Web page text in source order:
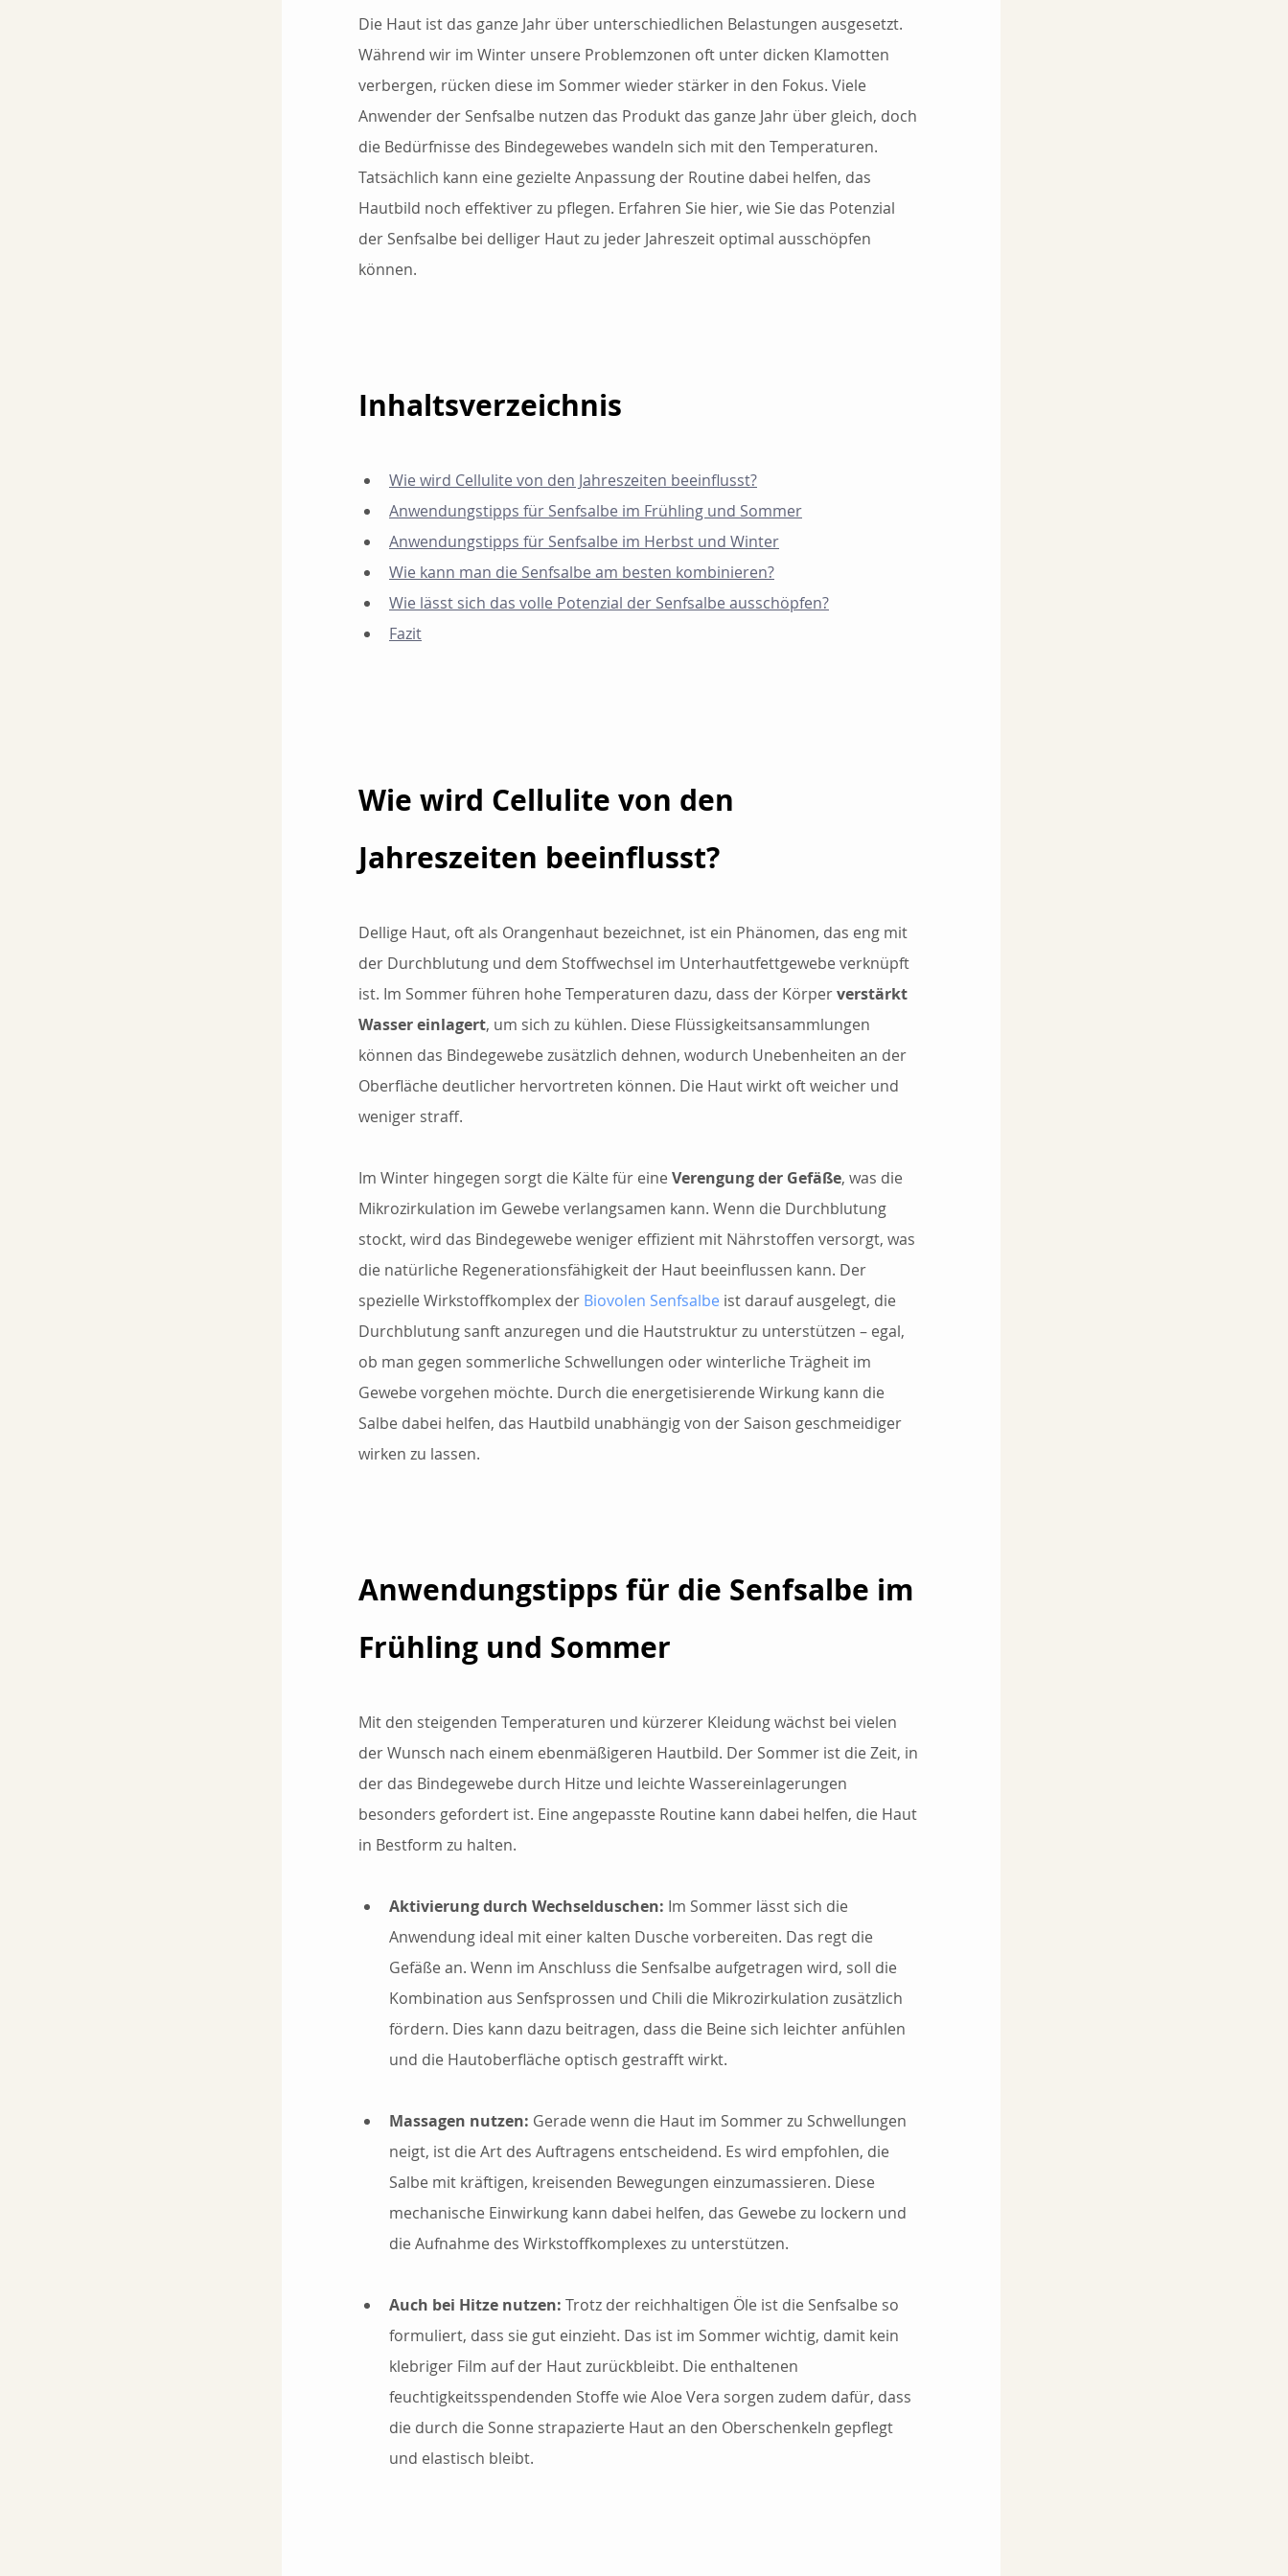
Die Haut ist das ganze Jahr über unterschiedlichen Belastungen ausgesetzt.
Während wir im Winter unsere Problemzonen oft unter dicken Klamotten
verbergen, rücken diese im Sommer wieder stärker in den Fokus. Viele
Anwender der Senfsalbe nutzen das Produkt das ganze Jahr über gleich, doch
die Bedürfnisse des Bindegewebes wandeln sich mit den Temperaturen.
Tatsächlich kann eine gezielte Anpassung der Routine dabei helfen, das
Hautbild noch effektiver zu pflegen. Erfahren Sie hier, wie Sie das Potenzial
der Senfsalbe bei delliger Haut zu jeder Jahreszeit optimal ausschöpfen
können.
Inhaltsverzeichnis
Wie wird Cellulite von den Jahreszeiten beeinflusst?
Anwendungstipps für Senfsalbe im Frühling und Sommer
Anwendungstipps für Senfsalbe im Herbst und Winter
Wie kann man die Senfsalbe am besten kombinieren?
Wie lässt sich das volle Potenzial der Senfsalbe ausschöpfen?
Fazit
Wie wird Cellulite von den
Jahreszeiten beeinflusst?
Dellige Haut, oft als Orangenhaut bezeichnet, ist ein Phänomen, das eng mit
der Durchblutung und dem Stoffwechsel im Unterhautfettgewebe verknüpft
ist. Im Sommer führen hohe Temperaturen dazu, dass der Körper verstärkt
Wasser einlagert, um sich zu kühlen. Diese Flüssigkeitsansammlungen
können das Bindegewebe zusätzlich dehnen, wodurch Unebenheiten an der
Oberfläche deutlicher hervortreten können. Die Haut wirkt oft weicher und
weniger straff.
Im Winter hingegen sorgt die Kälte für eine Verengung der Gefäße, was die
Mikrozirkulation im Gewebe verlangsamen kann. Wenn die Durchblutung
stockt, wird das Bindegewebe weniger effizient mit Nährstoffen versorgt, was
die natürliche Regenerationsfähigkeit der Haut beeinflussen kann. Der
spezielle Wirkstoffkomplex der Biovolen Senfsalbe ist darauf ausgelegt, die
Durchblutung sanft anzuregen und die Hautstruktur zu unterstützen – egal,
ob man gegen sommerliche Schwellungen oder winterliche Trägheit im
Gewebe vorgehen möchte. Durch die energetisierende Wirkung kann die
Salbe dabei helfen, das Hautbild unabhängig von der Saison geschmeidiger
wirken zu lassen.
Anwendungstipps für die Senfsalbe im
Frühling und Sommer
Mit den steigenden Temperaturen und kürzerer Kleidung wächst bei vielen
der Wunsch nach einem ebenmäßigeren Hautbild. Der Sommer ist die Zeit, in
der das Bindegewebe durch Hitze und leichte Wassereinlagerungen
besonders gefordert ist. Eine angepasste Routine kann dabei helfen, die Haut
in Bestform zu halten.
Aktivierung durch Wechselduschen: Im Sommer lässt sich die
Anwendung ideal mit einer kalten Dusche vorbereiten. Das regt die
Gefäße an. Wenn im Anschluss die Senfsalbe aufgetragen wird, soll die
Kombination aus Senfsprossen und Chili die Mikrozirkulation zusätzlich
fördern. Dies kann dazu beitragen, dass die Beine sich leichter anfühlen
und die Hautoberfläche optisch gestrafft wirkt.
Massagen nutzen: Gerade wenn die Haut im Sommer zu Schwellungen
neigt, ist die Art des Auftragens entscheidend. Es wird empfohlen, die
Salbe mit kräftigen, kreisenden Bewegungen einzumassieren. Diese
mechanische Einwirkung kann dabei helfen, das Gewebe zu lockern und
die Aufnahme des Wirkstoffkomplexes zu unterstützen.
Auch bei Hitze nutzen: Trotz der reichhaltigen Öle ist die Senfsalbe so
formuliert, dass sie gut einzieht. Das ist im Sommer wichtig, damit kein
klebriger Film auf der Haut zurückbleibt. Die enthaltenen
feuchtigkeitsspendenden Stoffe wie Aloe Vera sorgen zudem dafür, dass
die durch die Sonne strapazierte Haut an den Oberschenkeln gepflegt
und elastisch bleibt.